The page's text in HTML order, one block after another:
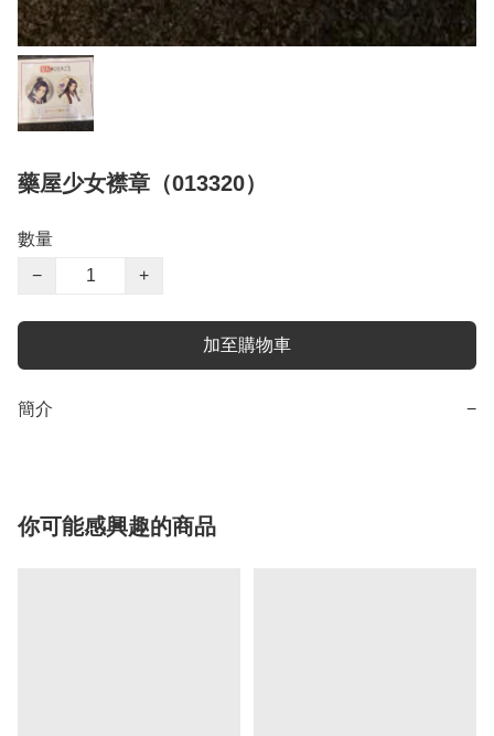
藥屋少女襟章（013320）
數量
−
+
加至購物車
簡介 −
你可能感興趣的商品